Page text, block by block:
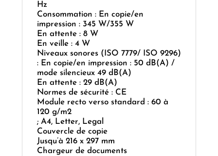
Hz
Consommation : En copie/en
impression : 345 W/355 W
En attente : 8 W
En veille : 4 W
Niveaux sonores (ISO 7779/ ISO 9296)
: En copie/en impression : 50 dB(A) /
mode silencieux 49 dB(A)
En attente : 29 dB(A)
Normes de sécurité : CE
Module recto verso standard : 60 à
120 g/m2
; A4, Letter, Legal
Couvercle de copie
Jusqu’à 216 x 297 mm
Chargeur de documents